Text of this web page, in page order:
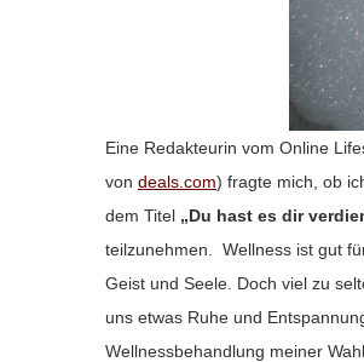
Eine Redakteurin vom Online
von deals.com) fragte mich, ob
dem Titel „Du hast es dir
teilzunehmen. Wellness ist gut
Geist und Seele. Doch viel zu
uns etwas Ruhe und
Wellnessbehandlung meiner